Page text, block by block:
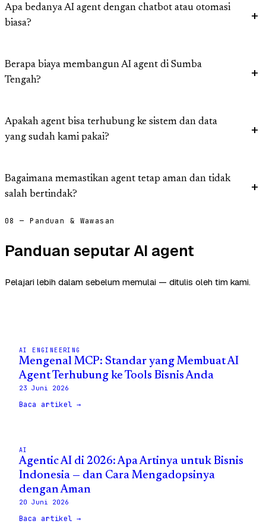
Apa bedanya AI agent dengan chatbot atau otomasi
biasa?
Berapa biaya membangun AI agent di Sumba
Tengah?
Apakah agent bisa terhubung ke sistem dan data
yang sudah kami pakai?
Bagaimana memastikan agent tetap aman dan tidak
salah bertindak?
08 — Panduan & Wawasan
Panduan seputar AI agent
Pelajari lebih dalam sebelum memulai — ditulis oleh tim kami.
AI ENGINEERING
Mengenal MCP: Standar yang Membuat AI
Agent Terhubung ke Tools Bisnis Anda
23 Juni 2026
Baca artikel →
AI
Agentic AI di 2026: Apa Artinya untuk Bisnis
Indonesia — dan Cara Mengadopsinya
dengan Aman
20 Juni 2026
Baca artikel →